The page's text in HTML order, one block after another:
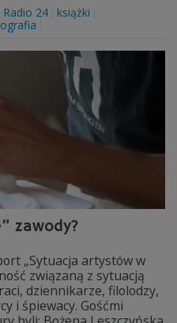
Radio 24
książki
zawody?
„Sytuacja artystów w
związaną z sytuacją
dziennikarze, filolodzy,
i śpiewacy. Gośćmi